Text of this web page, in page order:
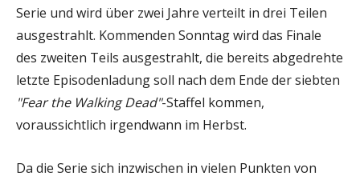
Serie und wird über zwei Jahre verteilt in drei Teilen
ausgestrahlt. Kommenden Sonntag wird das Finale
des zweiten Teils ausgestrahlt, die bereits abgedrehte
letzte Episodenladung soll nach dem Ende der siebten
"Fear the Walking Dead"-Staffel kommen,
voraussichtlich irgendwann im Herbst.
Da die Serie sich inzwischen in vielen Punkten von